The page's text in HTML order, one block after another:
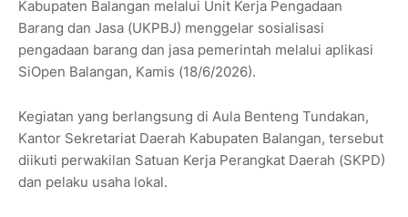
Kabupaten Balangan melalui Unit Kerja Pengadaan
Barang dan Jasa (UKPBJ) menggelar sosialisasi
pengadaan barang dan jasa pemerintah melalui aplikasi
SiOpen Balangan, Kamis (18/6/2026).
Kegiatan yang berlangsung di Aula Benteng Tundakan,
Kantor Sekretariat Daerah Kabupaten Balangan, tersebut
diikuti perwakilan Satuan Kerja Perangkat Daerah (SKPD)
dan pelaku usaha lokal.